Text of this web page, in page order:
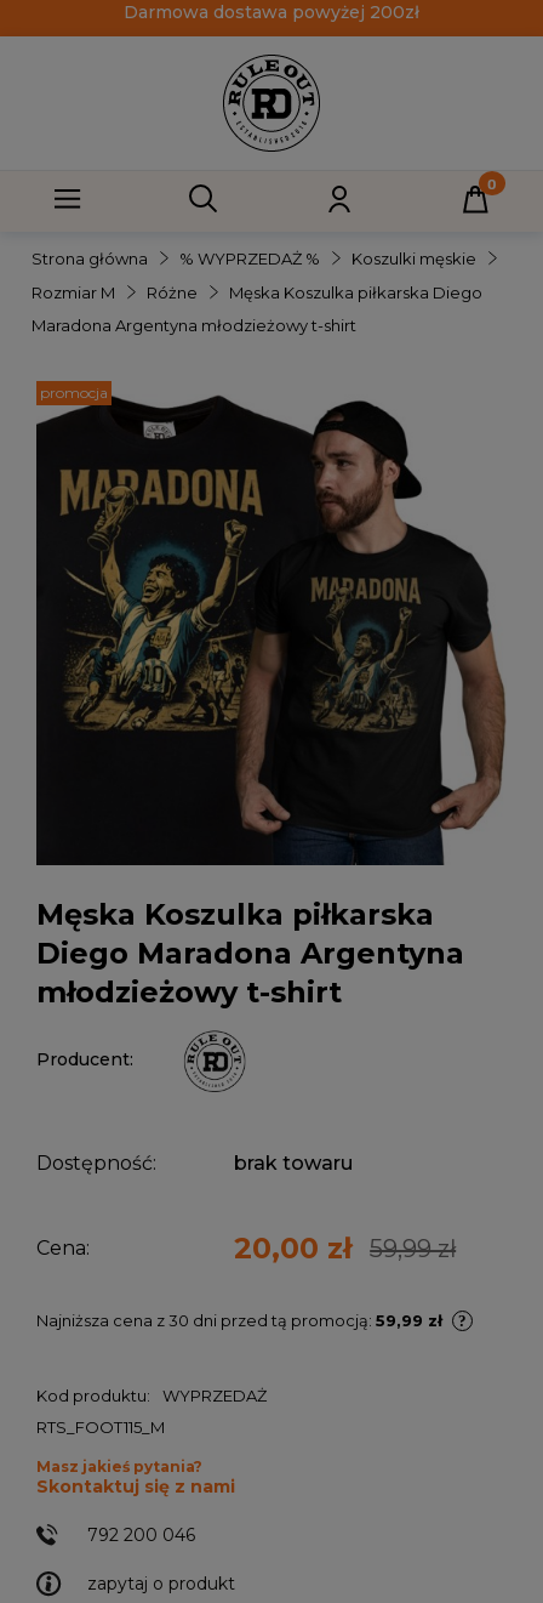
Darmowa dostawa powyżej 200zł
Strona główna % WYPRZEDAŻ %
Koszulki męskie
Rozmiar M
Różne
Męska Koszulka piłkarska Diego
Maradona Argentyna młodzieżowy t-shirt
promocja
Męska Koszulka piłkarska
Diego Maradona Argentyna
młodzieżowy t-shirt
Producent:
Dostępność: brak towaru
Cena: 20,00 zł 59,99 zł
Najniższa cena z 30 dni przed tą promocją: 59,99 zł
Kod produktu:
WYPRZEDAŻ
RTS_FOOT115_M
zapytaj o produkt
Masz jakieś pytania?
Skontaktuj się z nami
792 200 046